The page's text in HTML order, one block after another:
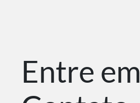
Entre em